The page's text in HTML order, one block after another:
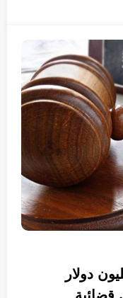
على دفع 14.8 مليون دولار